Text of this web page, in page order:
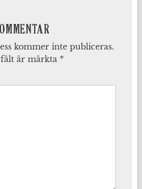
kommer inte publiceras.
är märkta *